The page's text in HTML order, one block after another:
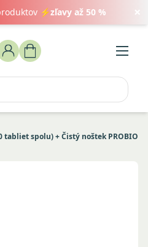
⚡zľavy až 50 % ×
tabliet spolu) + Čistý noštek PROBIO